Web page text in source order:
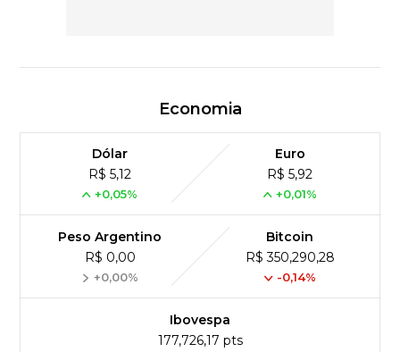
Economia
Dólar
R$ 5,12
+0,05%
Euro
R$ 5,92
+0,01%
Peso Argentino
R$ 0,00
+0,00%
Bitcoin
R$ 350,290,28
-0,14%
Ibovespa
177,726,17 pts